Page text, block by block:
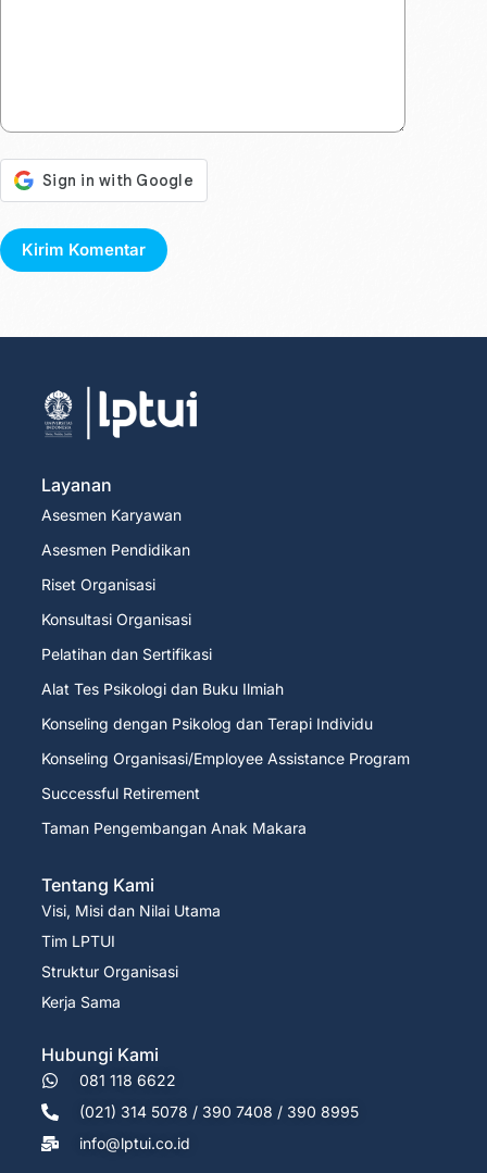
Kirim Komentar
Layanan
Asesmen Karyawan
Asesmen Pendidikan
Riset Organisasi
Konsultasi Organisasi
Pelatihan dan Sertifikasi
Alat Tes Psikologi dan Buku Ilmiah
Konseling dengan Psikolog dan Terapi Individu
Konseling Organisasi/Employee Assistance Program
Successful Retirement
Taman Pengembangan Anak Makara
Tentang Kami
Visi, Misi dan Nilai Utama
Tim LPTUI
Struktur Organisasi
Kerja Sama
Hubungi Kami
081 118 6622
(021) 314 5078 / 390 7408 / 390 8995
info@lptui.co.id